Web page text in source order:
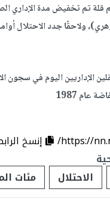
قلة تم تخفيض مدة الإداري
ولاحقًا جدد الاحتلال
الإداريين اليوم في سجون
1987
https://
إنسخ
الاحتلال مئات